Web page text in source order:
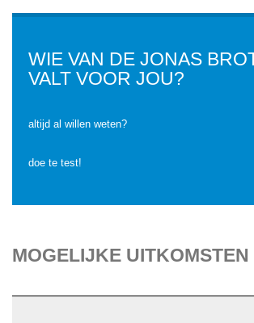
WIE VAN DE JONAS
VALT VOOR JOU?
altijd al willen weten?
doe te test!
MOGELIJKE UITKOMSTEN